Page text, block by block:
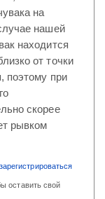
на
нашей
находится
от точки
поэтому при
скорее
рывком
зарегистрироваться
оставить свой